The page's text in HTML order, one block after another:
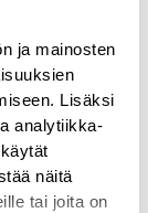
ja mainosten
Lisäksi
analytiikka-
näitä
tai joita on